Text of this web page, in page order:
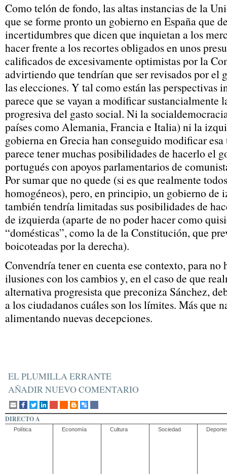
Como telón de fondo, las altas instancias de la
que se forme pronto un gobierno en España que
incertidumbres que dicen que inquietan a los
hacer frente a los recortes obligados en unos
calificados de excesivamente optimistas por la
advirtiendo que tendrían que ser revisados por el
las elecciones. Y tal como están las perspectivas
parece que se vayan a modificar sustancialmente
progresiva del gasto social. Ni la
países como Alemania, Francia e Italia) ni la
gobierna en Grecia han conseguido modificar
parece tener muchas posibilidades de hacerlo el
portugués con apoyos parlamentarios de
Por sumar que no quede (si es que realmente
homogéneos), pero, en principio, un gobierno de
también tendría limitadas sus posibilidades de
de izquierda (aparte de no poder hacer como
“domésticas”, como la de la Constitución, que
boicoteadas por la derecha).
Convendría tener en cuenta ese contexto, para no
ilusiones con los cambios y, en el caso de que
alternativa progresista que preconiza Sánchez,
a los ciudadanos cuáles son los límites. Más que
alimentando nuevas decepciones.
EL PLUMILLA ERRANTE
AÑADIR NUEVO COMENTARIO
DIRECTO A
Política Economía Cultura Sociedad